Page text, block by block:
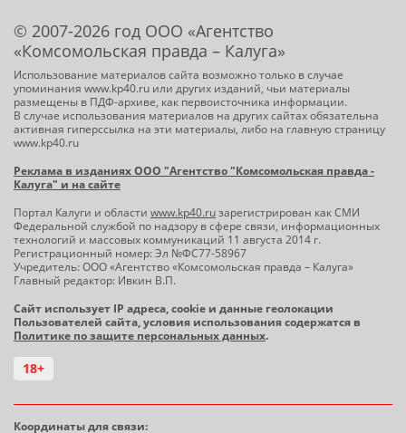
© 2007-2026 год ООО «Агентство
«Комсомольская правда – Калуга»
Использование материалов сайта возможно только в случае
упоминания www.kp40.ru или других изданий, чьи материалы
размещены в ПДФ-архиве, как первоисточника информации.
В случае использования материалов на других сайтах обязательна
активная гиперссылка на эти материалы, либо на главную страницу
www.kp40.ru
Реклама в изданиях ООО "Агентство "Комсомольская правда -
Калуга" и на сайте
Портал Калуги и области www.kp40.ruзарегистрирован как СМИ
Федеральной службой по надзору в сфере связи, информационных
технологий и массовых коммуникаций 11 августа 2014 г.
Регистрационный номер: Эл №ФС77-58967
Учредитель: ООО «Агентство «Комсомольская правда – Калуга»
Главный редактор: Ивкин В.П.
Сайт использует IP адреса, cookie и данные геолокации
Пользователей сайта, условия использования содержатся в
Политике по защите персональных данных.
18+
Координаты для связи: